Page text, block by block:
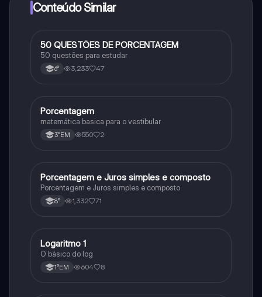
Conteúdo Similar
Matematica
50 QUESTÕES DE PORCENTAGEM
50 questões para estudar
6° 3,233 47
Matematica
Porcentagem
matemática basica para o vestibular
3°EM 550 2
Matematica
Porcentagem e Juros simples e composto
Porcentagem e Juros simples e composto
8° 1,332 71
Matematica
Logaritmo 1
O básico do log
1°EM 604 8